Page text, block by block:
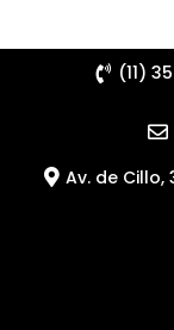
(11)
Av. de Cillo,